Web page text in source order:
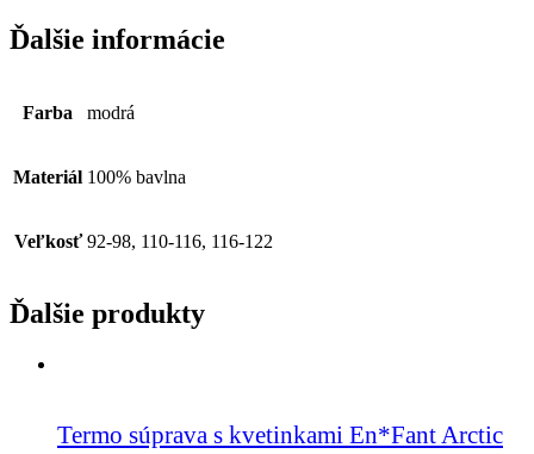
Ďalšie informácie
Farba modrá
Materiál 100% bavlna
Veľkosť 92-98, 110-116, 116-122
Ďalšie produkty
Termo súprava s kvetinkami En*Fant Arctic